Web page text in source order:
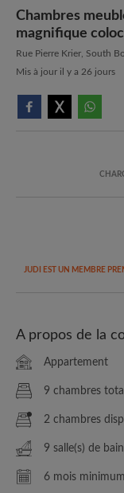
Chambres
magnifique
Rue Pierre Krier, South
Mis à jour il y a 26 jours
JUDI EST UN MEMBRE
A propos de la
Appartement
9 chambres total
2 chambres
9 salle(s) de bain
6 mois minimum